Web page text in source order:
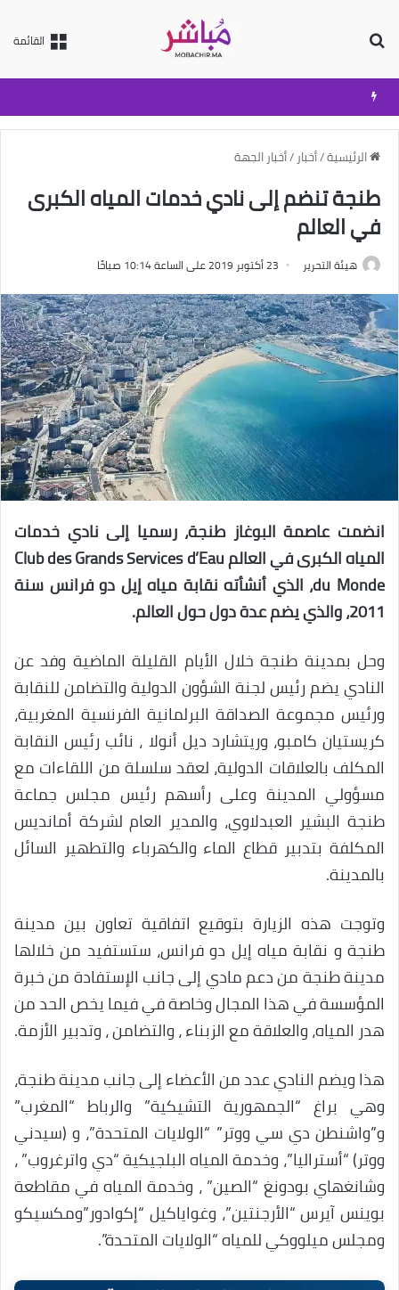
القائمة
الرئيسية/أخبار /أخبار الجهة
طنجة تنضم إلى نادي خدمات المياه الكبرى
في العالم
هيئة التحرير 23 أكتوبر 2019 على الساعة 10:14 صباحًا
انضمت عاصمة البوغاز طنجة، رسميا إلى نادي خدمات
المياه الكبرى في العالم Club des Grands Services d’Eau
du Monde، الذي أنشأته نقابة مياه إيل دو فرانس سنة
2011، والذي يضم عدة دول حول العالم.
وحل بمدينة طنجة خلال الأيام القليلة الماضية وفد عن
النادي يضم رئيس لجنة الشؤون الدولية والتضامن للنقابة
ورئيس مجموعة الصداقة البرلمانية الفرنسية المغربية،
كريستيان كامبو، وريتشارد ديل أنولا ، نائب رئيس النقابة
المكلف بالعلاقات الدولية، لعقد سلسلة من اللقاءات مع
مسؤولي المدينة وعلى رأسهم رئيس مجلس جماعة
طنجة البشير العبدلاوي، والمدير العام لشركة أمانديس
المكلفة بتدبير قطاع الماء والكهرباء والتطهير السائل
بالمدينة.
وتوجت هذه الزيارة بتوقيع اتفاقية تعاون بين مدينة
طنجة و نقابة مياه إيل دو فرانس، ستستفيد من خلالها
مدينة طنجة من دعم مادي إلى جانب الإستفادة من خبرة
المؤسسة في هذا المجال وخاصة في فيما يخص الحد من
هدر المياه، والعلاقة مع الزبناء ، والتضامن ، وتدبير الأزمة.
هذا ويضم النادي عدد من الأعضاء إلى جانب مدينة طنجة،
وهي براغ “الجمهورية التشيكية” والرباط “المغرب”
و”واشنطن دي سي ووتر” “الولايات المتحدة”، و (سيدني
ووتر) “أستراليا”، وخدمة المياه البلجيكية “دي واترغروب” ،
وشانغهاي بودونغ “الصين” ، وخدمة المياه في مقاطعة
بوينس آيرس “الأرجنتين”، وغواياكيل “إكوادور”ومكسيكو
ومجلس ميلووكي للمياه “الولايات المتحدة”.